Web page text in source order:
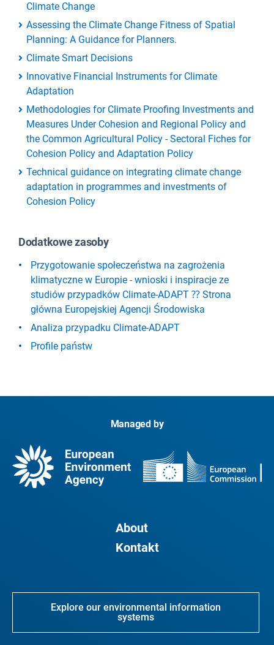
Climate Change
Assessing the Climate Change Fitness of Spatial
Planning: A Guidance for Planners.
Climate Smart Decisions
Innovative Financial Instruments for Climate
Adaptation
Methodologies for Climate Proofing Investments and
Measures Under Cohesion and Regional Policy and
the Common Agricultural Policy - Sectoral Fiches for
Cohesion Policy and Adaptation Policy
Technical guidance on integrating climate change
adaptation in programmes and investments of
Cohesion Policy
Dodatkowe zasoby
Przygotowanie społeczeństwa na zagrożenia
klimatyczne w Europie - wnioski i inspiracje ze
studiów przypadków Climate-ADAPT ⁇ Strona
główna Europejskiej Agencji Środowiska
Analiza przypadku Climate-ADAPT
Profile państw
Managed by
About
Kontakt
Explore our environmental information
systems